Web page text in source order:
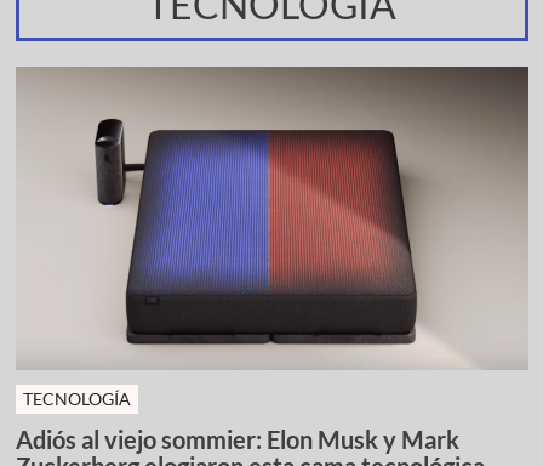
TECNOLOGÍA
Adiós al viejo sommier: Elon Musk y Mark